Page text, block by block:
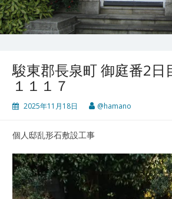
駿東郡長泉町 御庭番2日
１１１７
2025年11月18日 @hamano
個人邸乱形石敷設工事